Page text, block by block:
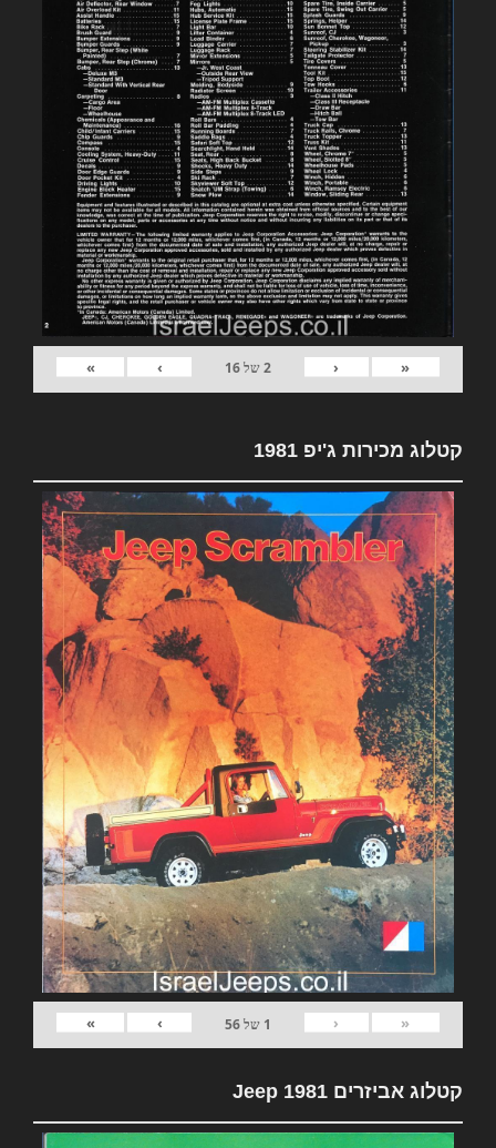
«
‹
2של16
›
»
קטלוג מכירות ג'יפ 1981
«
‹
1 של56
›
»
קטלוג אביזרים 1981 Jeep